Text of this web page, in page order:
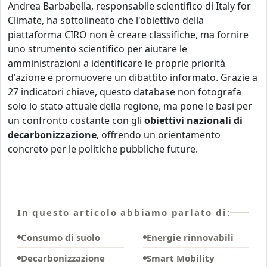
Andrea Barbabella, responsabile scientifico di Italy for
Climate, ha sottolineato che l'obiettivo della
piattaforma CIRO non è creare classifiche, ma fornire
uno strumento scientifico per aiutare le
amministrazioni a identificare le proprie priorità
d'azione e promuovere un dibattito informato. Grazie a
27 indicatori chiave, questo database non fotografa
solo lo stato attuale della regione, ma pone le basi per
un confronto costante con gli obiettivi nazionali di
decarbonizzazione, offrendo un orientamento
concreto per le politiche pubbliche future.
In questo articolo abbiamo parlato di:
Consumo di suolo
Decarbonizzazione
Energie rinnovabili
Smart Mobility